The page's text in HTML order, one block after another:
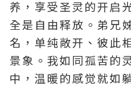
养，享受圣灵的开启
全是自由释放。弟兄
名，单纯敞开、彼此
景象。我如同孤苦的
中，温暖的感觉就如